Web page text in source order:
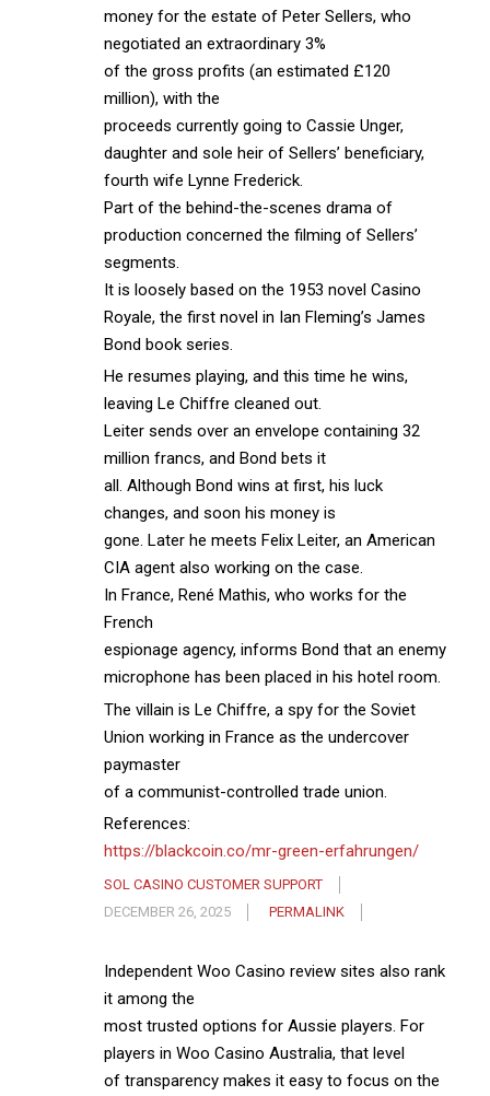
money for the estate of Peter Sellers, who
negotiated an extraordinary 3%
of the gross profits (an estimated £120
million), with the
proceeds currently going to Cassie Unger,
daughter and sole heir of Sellers’ beneficiary,
fourth wife Lynne Frederick.
Part of the behind-the-scenes drama of
production concerned the filming of Sellers’
segments.
It is loosely based on the 1953 novel Casino
Royale, the first novel in Ian Fleming’s James
Bond book series.
He resumes playing, and this time he wins,
leaving Le Chiffre cleaned out.
Leiter sends over an envelope containing 32
million francs, and Bond bets it
all. Although Bond wins at first, his luck
changes, and soon his money is
gone. Later he meets Felix Leiter, an American
CIA agent also working on the case.
In France, René Mathis, who works for the
French
espionage agency, informs Bond that an enemy
microphone has been placed in his hotel room.
The villain is Le Chiffre, a spy for the Soviet
Union working in France as the undercover
paymaster
of a communist-controlled trade union.
References:
https://blackcoin.co/mr-green-erfahrungen/
SOL CASINO CUSTOMER SUPPORT
DECEMBER 26, 2025
PERMALINK
Independent Woo Casino review sites also rank
it among the
most trusted options for Aussie players. For
players in Woo Casino Australia, that level
of transparency makes it easy to focus on the